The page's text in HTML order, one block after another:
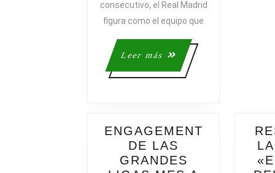
consecutivo, el Real Madrid
figura como el equipo que
Leer más
Leer
más
ENGAGEMENT
DE LAS
GRANDES